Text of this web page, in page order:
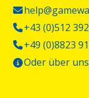
+43 (0)512
+49 (0)8823
Oder über